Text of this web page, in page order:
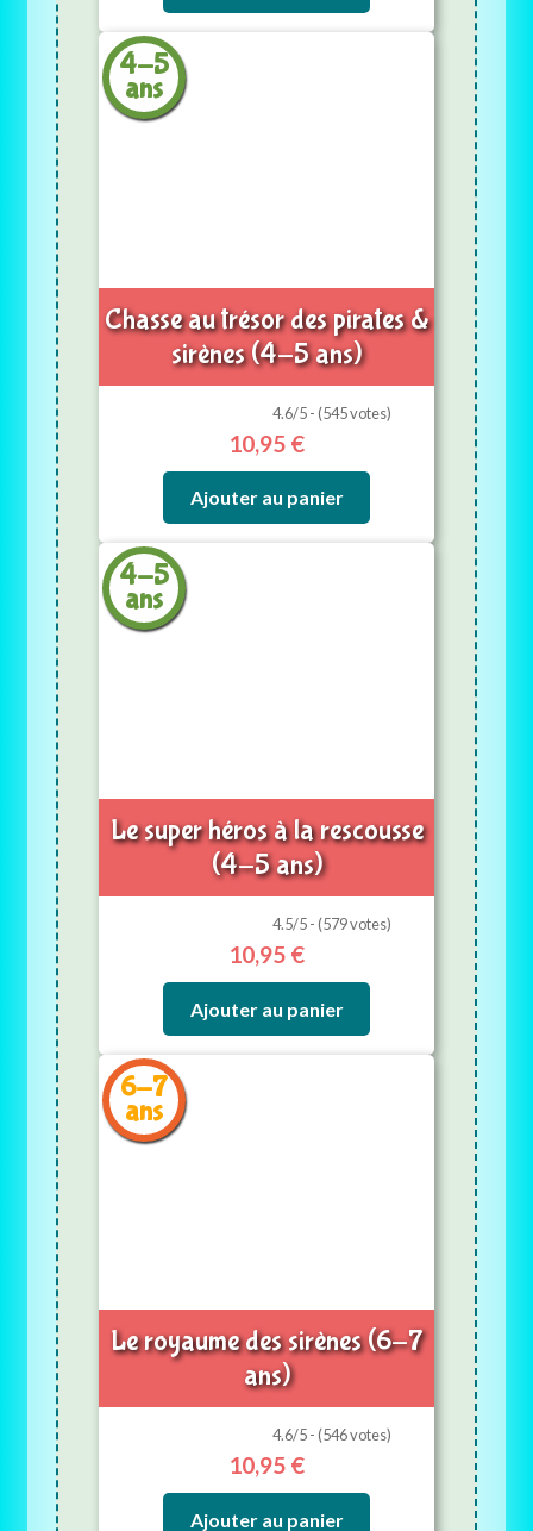
4-5
ans
Chasse au trésor des pirates &
sirènes (4-5 ans)
4.6/5 - (545 votes)
10,95 €
Ajouter au panier
4-5
ans
Le super héros à la rescousse
(4-5 ans)
4.5/5 - (579 votes)
10,95 €
Ajouter au panier
6-7
ans
Le royaume des sirènes (6-7
ans)
4.6/5 - (546 votes)
10,95 €
Ajouter au panier